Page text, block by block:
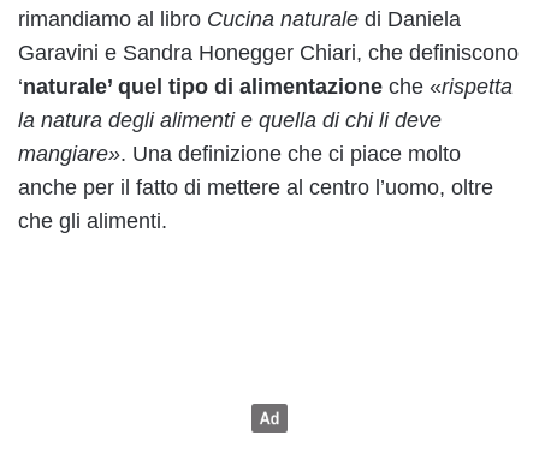
rimandiamo al libro Cucina naturale di Daniela
Garavini e Sandra Honegger Chiari, che definiscono
‘naturale’ quel tipo di alimentazione che «rispetta
la natura degli alimenti e quella di chi li deve
mangiare». Una definizione che ci piace molto
anche per il fatto di mettere al centro l’uomo, oltre
che gli alimenti.